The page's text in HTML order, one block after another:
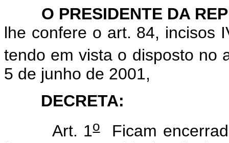
O PRESIDENTE DA
lhe confere o art. 84, incisos
tendo em vista o disposto no
5 de junho de 2001,
DECRETA:
Art. 1oFicam